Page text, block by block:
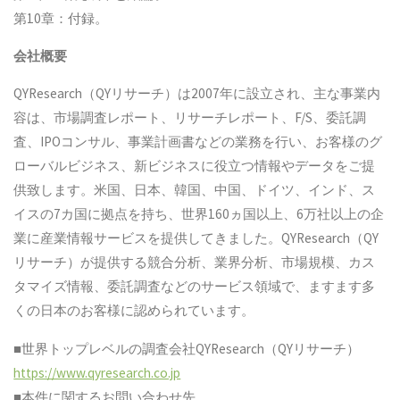
第10章：付録。
会社概要
QYResearch（QYリサーチ）は2007年に設立され、主な事業内
容は、市場調査レポート、リサーチレポート、F/S、委託調
査、IPOコンサル、事業計画書などの業務を行い、お客様のグ
ローバルビジネス、新ビジネスに役立つ情報やデータをご提
供致します。米国、日本、韓国、中国、ドイツ、インド、ス
イスの7カ国に拠点を持ち、世界160ヵ国以上、6万社以上の企
業に産業情報サービスを提供してきました。QYResearch（QY
リサーチ）が提供する競合分析、業界分析、市場規模、カス
タマイズ情報、委託調査などのサービス領域で、ますます多
くの日本のお客様に認められています。
■世界トップレベルの調査会社QYResearch（QYリサーチ）
https://www.qyresearch.co.jp